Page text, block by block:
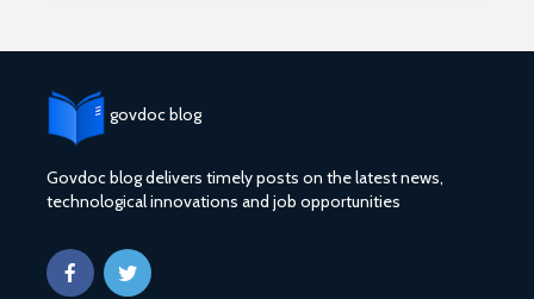
govdoc blog
Govdoc blog delivers timely posts on the latest news,
technological innovations and job opportunities